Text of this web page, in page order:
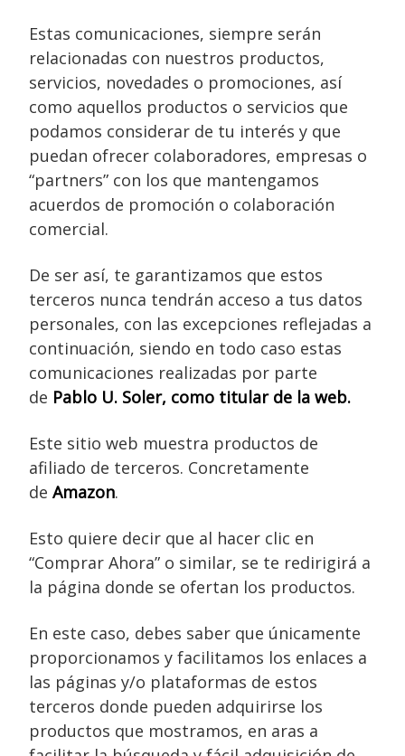
Estas comunicaciones, siempre serán
relacionadas con nuestros productos,
servicios, novedades o promociones, así
como aquellos productos o servicios que
podamos considerar de tu interés y que
puedan ofrecer colaboradores, empresas o
“partners” con los que mantengamos
acuerdos de promoción o colaboración
comercial.
De ser así, te garantizamos que estos
terceros nunca tendrán acceso a tus datos
personales, con las excepciones reflejadas a
continuación, siendo en todo caso estas
comunicaciones realizadas por parte
de Pablo U. Soler, como titular de la web.
Este sitio web muestra productos de
afiliado de terceros. Concretamente
de Amazon.
Esto quiere decir que al hacer clic en
“Comprar Ahora” o similar, se te redirigirá a
la página donde se ofertan los productos.
En este caso, debes saber que únicamente
proporcionamos y facilitamos los enlaces a
las páginas y/o plataformas de estos
terceros donde pueden adquirirse los
productos que mostramos, en aras a